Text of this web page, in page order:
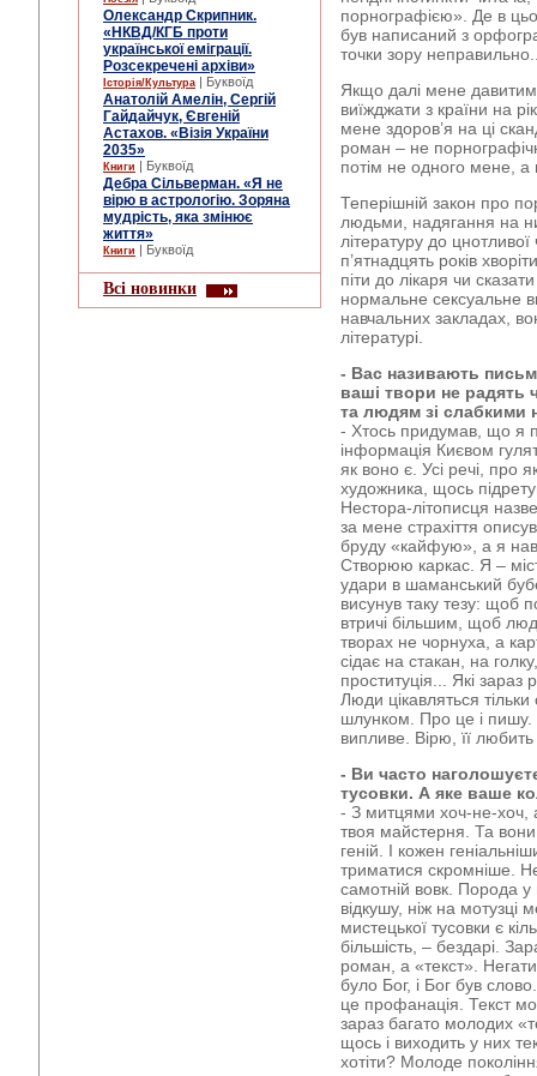
Олександр Скрипник.
«НКВД/КГБ проти
української еміграції.
Розсекречені архіви»
Історія/Культура | Буквоїд
Анатолій Амелін, Сергій
Гайдайчук, Євгеній
Астахов. «Візія України
2035»
Книги | Буквоїд
Дебра Сільверман. «Я не
вірю в астрологію. Зоряна
мудрість, яка змінює
життя»
Книги | Буквоїд
Всі новинки
порнографією». Де в
був написаний з
точки зору
Якщо далі мене
виїжджати з країни на
мене здоров’я на ці
роман – не
потім не одного мене, а
Теперішній закон про
людьми, надягання на
літературу до
п’ятнадцять років
піти до лікаря чи
нормальне сексуальне
навчальних закладах,
літературі.
- Вас називають
ваші твори не радять
та людям зі слабкими
- Хтось придумав, що я
інформація Києвом
як воно є. Усі речі, про
художника, щось
Нестора-літописця
за мене страхіття
бруду «кайфую», а я
Створюю каркас. Я –
удари в шаманський
висунув таку тезу: щоб
втричі більшим, щоб
творах не чорнуха, а
сідає на стакан, на
проституція... Які зараз
Люди цікавляться
шлунком. Про це і пишу.
випливе. Вірю, її любить
- Ви часто
тусовки. А яке ваше
- З митцями хоч-не-хоч,
твоя майстерня. Та вони
геній. І кожен
триматися скромніше.
самотній вовк. Порода
відкушу, ніж на
мистецької тусовки є
більшість, – бездарі.
роман, а «текст».
було Бог, і Бог був
це профанація. Текст
зараз багато молодих
щось і виходить у них
хотіти? Молоде